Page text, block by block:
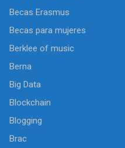
Becas Erasmus
Becas para mujeres
Berklee of music
Berna
Big Data
Blockchain
Blogging
Brac